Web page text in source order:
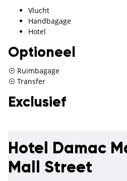
Vlucht
Handbagage
Hotel
Optioneel
Ruimbagage
Transfer
Exclusief
Hotel Damac
Mall Street